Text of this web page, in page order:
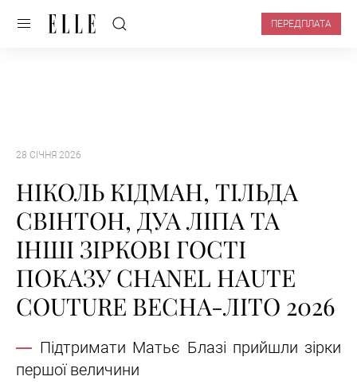
ПЕРЕДПЛАТА
28 СІЧНЯ 2026
НІКОЛЬ КІДМАН, ТІЛЬДА
СВІНТОН, ДУА ЛІПА ТА
ІНШІ ЗІРКОВІ ГОСТІ
ПОКАЗУ CHANEL HAUTE
COUTURE ВЕСНА-ЛІТО 2026
Підтримати Матьє Блазі прийшли зірки
першої величини